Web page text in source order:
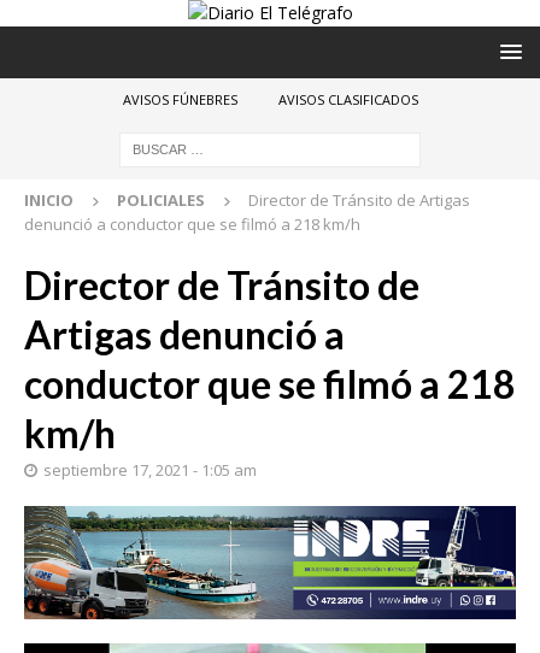
AVISOS FÚNEBRES AVISOS CLASIFICADOS
INICIO POLICIALES
Director de Tránsito de Artigas
denunció a conductor que se filmó a 218 km/h
Director de Tránsito de
Artigas denunció a
conductor que se filmó a 218
km/h
septiembre 17, 2021 - 1:05 am